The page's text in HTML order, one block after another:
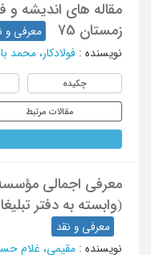
مقاله های اندیشه و
زمستان 75
معرفی و
نویسنده : فولادکار، محمد
چکیده
مقالات مرتبط
معرفی اجمالی
(وابسته به دفتر
معرفی و نقد
نویسنده : مقیمی، غلام